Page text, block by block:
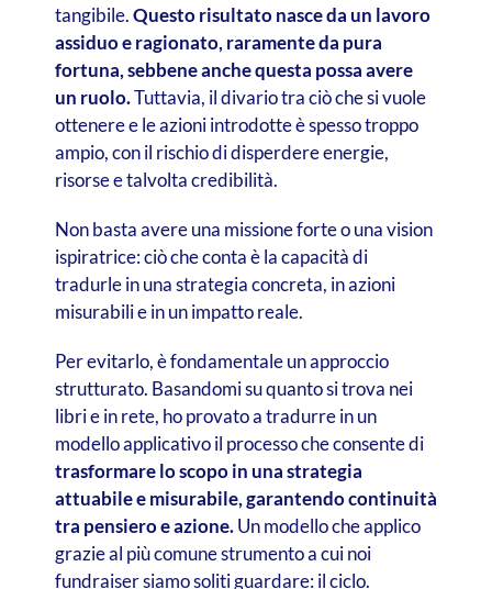
tangibile.Questo risultato nasce da un lavoro
assiduo e ragionato, raramente da pura
fortuna, sebbene anche questa possa avere
un ruolo.Tuttavia, il divario tra ciò che si vuole
ottenere e le azioni introdotte è spesso troppo
ampio, con il rischio di disperdere energie,
risorse e talvolta credibilità.
Non basta avere una missione forte o una vision
ispiratrice: ciò che conta è la capacità di
tradurle in una strategia concreta, in azioni
misurabili e in un impatto reale.
Per evitarlo, è fondamentale un approccio
strutturato. Basandomi su quanto si trova nei
libri e in rete, ho provato a tradurre in un
modello applicativo il processo che consente di
trasformare lo scopo in una strategia
attuabile e misurabile, garantendo continuità
tra pensiero e azione.Un modello che applico
grazie al più comune strumento a cui noi
fundraiser siamo soliti guardare: il ciclo.